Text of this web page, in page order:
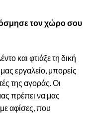
τον χώρο σου
και φτιάξε τη δική
εργαλείο, μπορείς
της αγοράς. Οι
πρέπει να μας
αφίσες, που